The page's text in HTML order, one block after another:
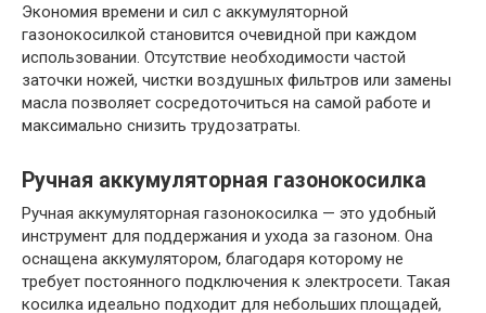
Экономия времени и сил с аккумуляторной
газонокосилкой становится очевидной при каждом
использовании. Отсутствие необходимости частой
заточки ножей, чистки воздушных фильтров или замены
масла позволяет сосредоточиться на самой работе и
максимально снизить трудозатраты.
Ручная аккумуляторная газонокосилка
Ручная аккумуляторная газонокосилка — это удобный
инструмент для поддержания и ухода за газоном. Она
оснащена аккумулятором, благодаря которому не
требует постоянного подключения к электросети. Такая
косилка идеально подходит для небольших площадей,